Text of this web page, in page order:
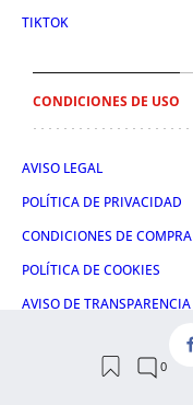
TIKTOK
CONDICIONES DE USO
AVISO LEGAL
POLÍTICA DE PRIVACIDAD
CONDICIONES DE COMPRA
POLÍTICA DE COOKIES
AVISO DE TRANSPARENCIA